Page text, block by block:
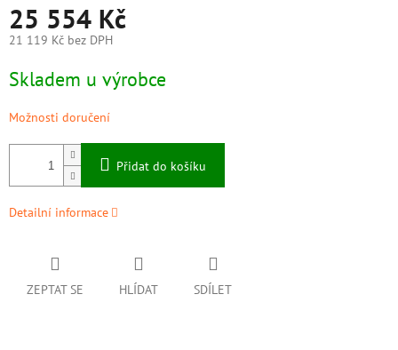
25 554 Kč
21 119 Kč bez DPH
cena:
Skladem u výrobce
Možnosti doručení
Přidat do košíku
Detailní informace
ZEPTAT SE HLÍDAT SDÍLET